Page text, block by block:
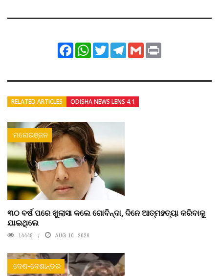
FacebookWhatsApp
TwitterTelegram
Gmail
RELATED ARTICLES ODISHA NEWS LENS 4.1
ମନୋରଞ୍ଜନ
୩୦ ବର୍ଷ ପରେ ଖୁଲାସା କଲେ ଗୋବିନ୍ଦା, ଦିନେ ଆତ୍ମହତ୍ୟା କରିବାକୁ
ଯାଇଥିଲେ
14448 AUG 10, 2026
ଦେଶ-ଦେଶାନ୍ତର